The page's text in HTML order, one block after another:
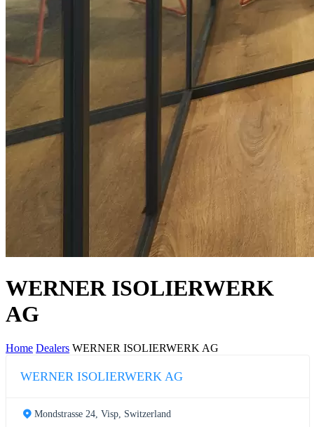
WERNER ISOLIERWERK
AG
Home Dealers WERNER ISOLIERWERK AG
WERNER ISOLIERWERK AG
Mondstrasse 24, Visp, Switzerland